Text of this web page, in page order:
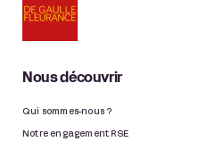
Nous découvrir
Qui sommes-nous ?
Notre engagement RSE